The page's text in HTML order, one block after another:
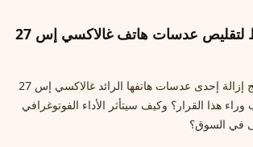
سامسونغ تخطط لتقليص عدسات هاتف غالاكسي إس 27
تقرر شركة سامسونج إزالة إحدى عدسات هاتفها الرائد غالاكسي إس 27
وراء هذا القرار؟ وكيف سيتأثر الأداء الفوتوغرافي
في السوق؟